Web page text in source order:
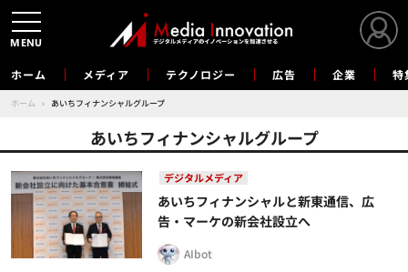
ホーム メディア テクノロジー 広告 企業 特
ホーム › あいちフィナンシャルグループ
あいちフィナンシャルグループ
デジタルメディア
あいちフィナンシャルと新東通信、広
告・マーケの新会社設立へ
AIbot
MENU